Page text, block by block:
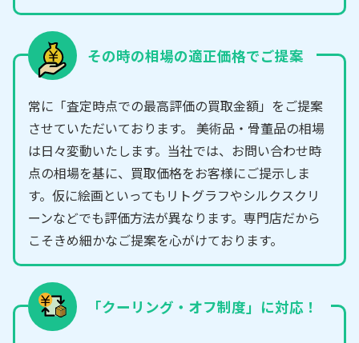
その時の相場の適正価格でご提案
常に「査定時点での最高評価の買取金額」をご提案
させていただいております。 美術品・骨董品の相場
は日々変動いたします。当社では、お問い合わせ時
点の相場を基に、買取価格をお客様にご提示しま
す。仮に絵画といってもリトグラフやシルクスクリ
ーンなどでも評価方法が異なります。専門店だから
こそきめ細かなご提案を心がけております。
「クーリング・オフ制度」に対応！